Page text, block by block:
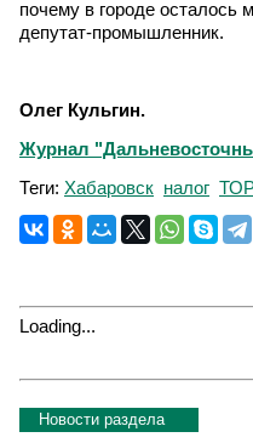
почему в городе
депутат-промышленник.
Олег Кульгин.
Журнал
Теги: Хабаровск налог
Loading...
Новости раздела